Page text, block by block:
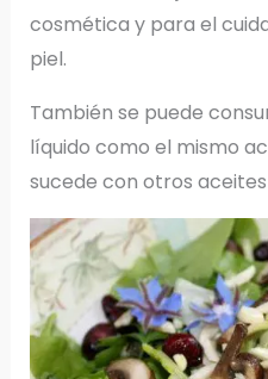
cosmética y para el
piel.
También se puede
líquido como el mismo
sucede con otros